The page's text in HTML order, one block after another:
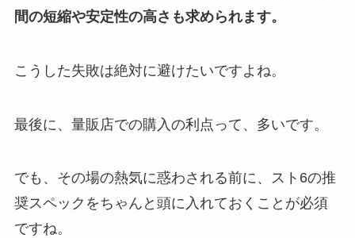
間の短縮や安定性の高さも求められます。
こうした失敗は絶対に避けたいですよね。
最後に、量販店での購入の利点って、多いです。
でも、その場の熱気に惑わされる前に、スト6の推
奨スペックをちゃんと頭に入れておくことが必須
ですね。